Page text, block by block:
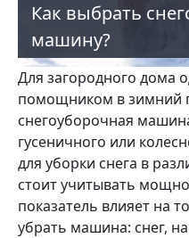
Как выбрать
машину?
Для загородного дома
помощником в зимний
снегоуборочная
гусеничного или
для уборки снега в
стоит учитывать
показатель влияет на
убрать машина: снег,